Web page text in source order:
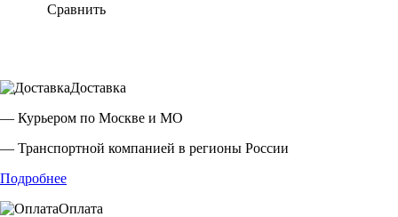
Сравнить
Доставка
— Курьером по Москве и МО
— Транспортной компанией в регионы России
Подробнее
Оплата